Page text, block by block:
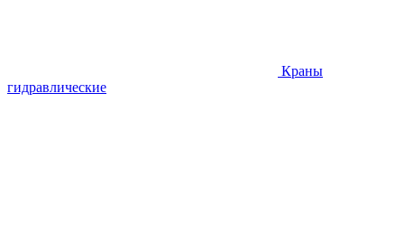
Краны
гидравлические